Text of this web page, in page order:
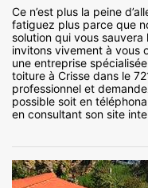
Ce n’est plus la peine
fatiguez plus parce que
solution qui vous sauvera
invitons vivement à vous
une entreprise
toiture à Crisse dans le
professionnel et
possible soit en
en consultant son site